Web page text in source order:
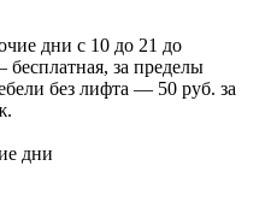
дни с 10 до 21 до
бесплатная, за пределы
без лифта — 50 руб. за